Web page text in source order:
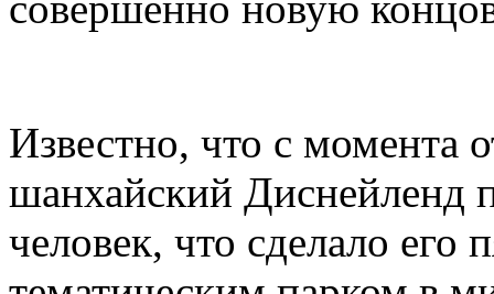
Известно, что с момента
шанхайский Диснейленд
человек, что сделало